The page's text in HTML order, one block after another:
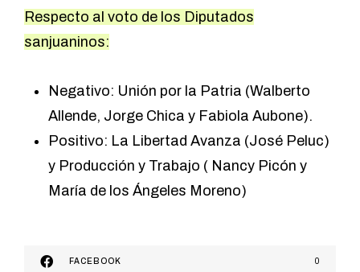
Respecto al voto de los Diputados
sanjuaninos:
Negativo: Unión por la Patria (Walberto
Allende, Jorge Chica y Fabiola Aubone).
Positivo: La Libertad Avanza (José Peluc)
y Producción y Trabajo ( Nancy Picón y
María de los Ángeles Moreno)
FACEBOOK 0